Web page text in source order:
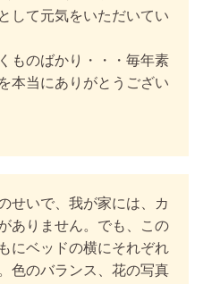
して元気をいただいてい
ものばかり・・・毎年素
本当にありがとうござい
せいで、我が家には、カ
ありません。でも、この
にベッドの横にそれぞれ
色のバランス、花の写真